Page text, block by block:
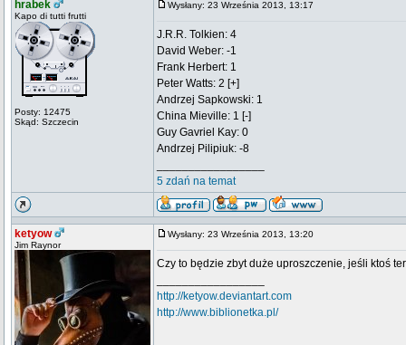
hrabek
Kapo di tutti frutti
Posty: 12475
Skąd: Szczecin
Wysłany: 23 Września 2013, 13:17
J.R.R. Tolkien: 4
David Weber: -1
Frank Herbert: 1
Peter Watts: 2 [+]
Andrzej Sapkowski: 1
China Mieville: 1 [-]
Guy Gavriel Kay: 0
Andrzej Pilipiuk: -8
5 zdań na temat
ketyow
Jim Raynor
Wysłany: 23 Września 2013, 13:20
Czy to będzie zbyt duże uproszczenie, jeśli ktoś
http://ketyow.deviantart.com
http://www.biblionetka.pl/